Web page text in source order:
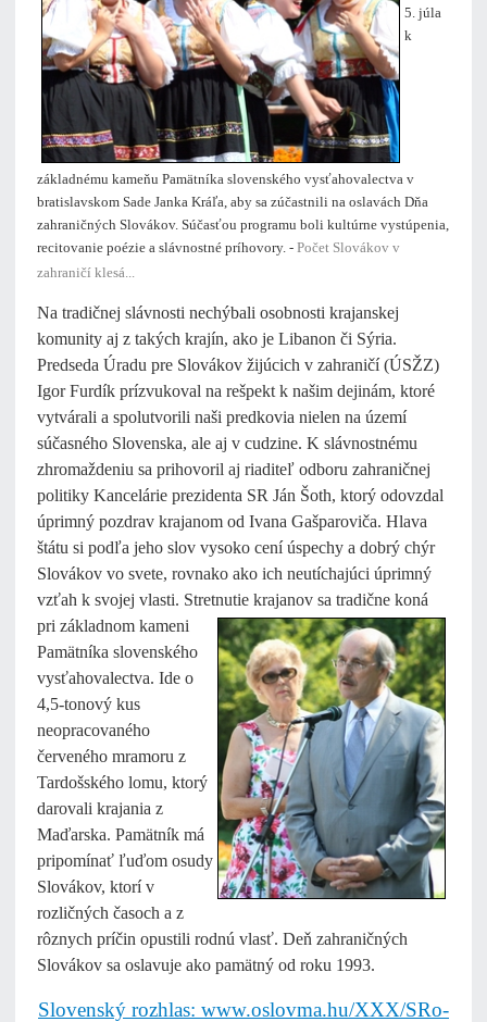
5. júla
k
základnému kameňu Pamätníka slovenského vysťahovalectva v
bratislavskom Sade Janka Kráľa, aby sa zúčastnili na oslavách Dňa
zahraničných Slovákov. Súčasťou programu boli kultúrne vystúpenia,
recitovanie poézie a slávnostné príhovory. - Počet Slovákov v
zahraničí klesá...
Na tradičnej slávnosti nechýbali osobnosti krajanskej
komunity aj z takých krajín, ako je Libanon či Sýria.
Predseda Úradu pre Slovákov žijúcich v zahraničí (ÚSŽZ)
Igor Furdík prízvukoval na rešpekt k našim dejinám, ktoré
vytvárali a spolutvorili naši predkovia nielen na území
súčasného Slovenska, ale aj v cudzine. K slávnostnému
zhromaždeniu sa prihovoril aj riaditeľ odboru zahraničnej
politiky Kancelárie prezidenta SR Ján Šoth, ktorý odovzdal
úprimný pozdrav krajanom od Ivana Gašparoviča. Hlava
štátu si podľa jeho slov vysoko cení úspechy a dobrý chýr
Slovákov vo svete, rovnako ako ich neutíchajúci úprimný
vzťah k svojej vlasti. Stretnutie krajanov sa tradične koná
pri základnom kameni
Pamätníka slovenského
vysťahovalectva. Ide o
4,5-tonový kus
neopracovaného
červeného mramoru z
Tardošského lomu, ktorý
darovali krajania z
Maďarska. Pamätník má
pripomínať ľuďom osudy
Slovákov, ktorí v
rozličných časoch a z
rôznych príčin opustili rodnú vlasť. Deň zahraničných
Slovákov sa oslavuje ako pamätný od roku 1993.
Slovenský rozhlas: www.oslovma.hu/XXX/SRo-